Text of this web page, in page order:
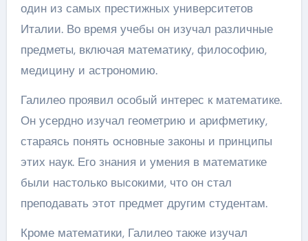
один из самых престижных университетов
Италии. Во время учебы он изучал различные
предметы, включая математику, философию,
медицину и астрономию.
Галилео проявил особый интерес к математике.
Он усердно изучал геометрию и арифметику,
стараясь понять основные законы и принципы
этих наук. Его знания и умения в математике
были настолько высокими, что он стал
преподавать этот предмет другим студентам.
Кроме математики, Галилео также изучал